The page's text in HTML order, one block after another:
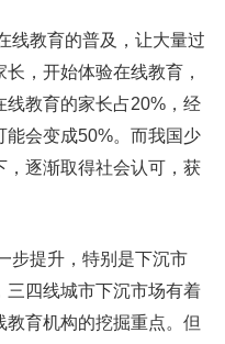
线教育的普及，让大量过
，开始体验在线教育，
线教育的家长占20%，经
能会变成50%。而我国少
，逐渐取得社会认可，获
步提升，特别是下沉市
三四线城市下沉市场有着
育机构的挖掘重点。但